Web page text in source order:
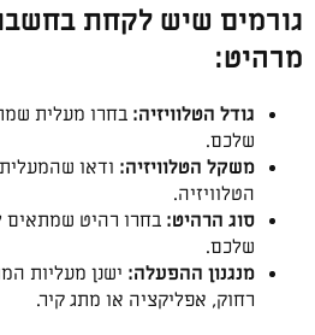
גורמים שיש לקחת
מרהיט:
גודל הטלוויזיה: בחרו מעלית
שלכם.
משקל הטלוויזיה: ודאו
הטלוויזיה.
סוג הרהיט: בחרו רהיט שמתאים
שלכם.
מנגנון ההפעלה: ישנן מעליות
רחוק, אפליקציה או מתג קיר.